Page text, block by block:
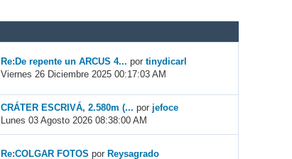
Re:De repente un ARCUS 4... portinydicarl
Viernes 26 Diciembre 2025 00:17:03 AM
CRÁTER ESCRIVÁ, 2.580m (... por jefoce
Lunes 03 Agosto 2026 08:38:00 AM
Re:COLGAR FOTOS por Reysagrado